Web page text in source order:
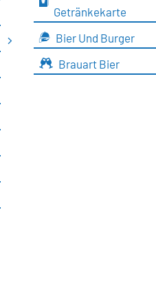
Getränkekarte
Bier Und Burger
Brauart Bier